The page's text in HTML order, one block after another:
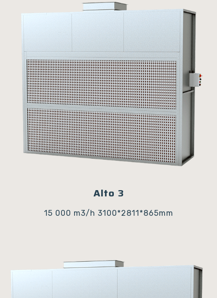
Alto 3
15 000 m3/h 3100*2811*865mm